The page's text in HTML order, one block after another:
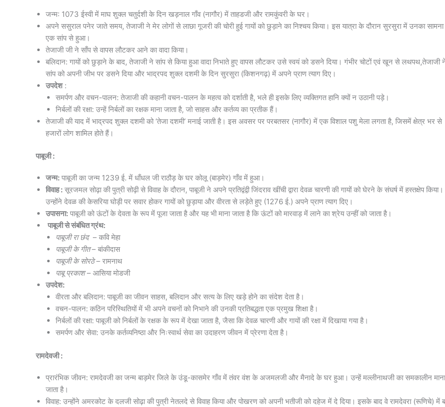
जन्म: 1073 ईस्वी में माघ शुक्ल चतुर्दशी के दिन खड़नाल गाँव (नागौर) में ताहडजी और रामकुंवरी के घर।
अपने ससुराल पनेर जाते समय, तेजाजी ने मेर लोगों से लाछा गूजरी की चोरी हुई गायों को छुड़ाने का निश्चय किया। इस यात्रा के दौरान सुरसुरा में उनका सामना
एक सांप से हुआ।
तेजाजी जी ने साँप से वापस लौटकर आने का वादा किया।
बलिदान: गायों को छुड़ाने के बाद, तेजाजी ने सांप से किया हुआ वादा निभाते हुए वापस लौटकर उसे स्वयं को डसने दिया। गंभीर चोटों एवं खून से लथपथ,तेजाजी
सांप को अपनी जीभ पर डसने दिया और भाद्रपद शुक्ल दशमी के दिन सुरसुरा (किशनगढ़) में अपने प्राण त्याग दिए।
उपदेश:
समर्पण और वचन-पालन: तेजाजी की कहानी वचन-पालन के महत्व को दर्शाती है, भले ही इसके लिए व्यक्तिगत हानि क्यों न उठानी पड़े।
निर्बलों की रक्षा: उन्हें निर्बलों का रक्षक माना जाता है, जो साहस और कर्तव्य का प्रतीक हैं।
तेजाजी की याद में भाद्रपद शुक्ल दशमी को ‘तेजा दशमी’ मनाई जाती है। इस अवसर पर परबतसर (नागौर) में एक विशाल पशु मेला लगता है, जिसमें क्षेत्र भर से
हजारों लोग शामिल होते हैं।
पाबूजी :
जन्म: पाबूजी का जन्म 1239 ई. में धाँधल जी राठौड़ के घर कोलू (बाड़मेर) गाँव में हुआ।
विवाह : सूरजमल सोढ़ा की पुत्री सोढ़ी से विवाह के दौरान, पाबूजी ने अपने प्रतिद्वंद्वी जिंदराव खींची द्वारा देवळ चारणी की गायों को घेरने के संघर्ष में हस्तक्षेप किया।
उन्होंने देवळ की केसरिया घोड़ी पर सवार होकर गायों को छुड़ाया और वीरता से लड़ेते हुए (1276 ई.) अपने प्राण त्याग दिए।
उपासना: पाबूजी को ऊंटों के देवता के रूप में पूजा जाता है और यह भी माना जाता है कि ऊंटों को मारवाड़ में लाने का श्रेय उन्हीं को जाता है।
पाबूजी से संबंधित ग्रंथ:
पाबूजी रा छंद – कवि मेहा
पाबूजी के गीत– बांकीदास
पाबूजी के सोरठे– रामनाथ
पाबू प्रकाश– आसिया मोडजी
उपदेश:
वीरता और बलिदान: पाबूजी का जीवन साहस, बलिदान और सत्य के लिए खड़े होने का संदेश देता है।
वचन-पालन: कठिन परिस्थितियों में भी अपने वचनों को निभाने की उनकी प्रतिबद्धता एक प्रमुख शिक्षा है।
निर्बलों की रक्षा: पाबूजी को निर्बलों के रक्षक के रूप में देखा जाता है, जैसा कि देवळ चारणी और गायों की रक्षा में दिखाया गया है।
समर्पण और सेवा: उनके कर्तव्यनिष्ठा और निःस्वार्थ सेवा का उदाहरण जीवन में प्रेरणा देता है।
रामदेवजी :
प्रारंभिक जीवन: रामदेवजी का जन्म बाड़मेर जिले के उंडू-कासमेर गाँव में तंवर वंश के अजमलजी और मैनादे के घर हुआ। उन्हें मल्लीनाथजी का समकालीन माना
जाता है।
विवाह: उन्होंने अमरकोट के दलजी सोढ़ा की पुत्री नेतलदे से विवाह किया और पोखरण को अपनी भतीजी को दहेज में दे दिया। इसके बाद वे रामदेवरा (रूणिचे) में